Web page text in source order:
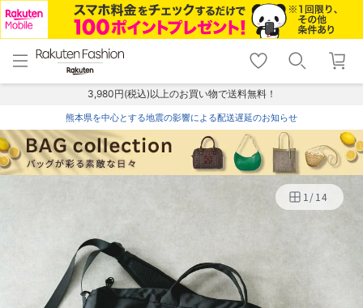
menu home
トップ
shopping_cart lock_outline
ログイン
3,980円(税込)以上のお買い物で送料無料！
熊本県を中心とする地震の影響による配送遅延のお知らせ
1/14